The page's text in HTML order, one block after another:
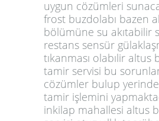
uygun cözümleri
frost buzdolabı bazen
bölümüne su akıtabilir
restans sensür
tıkanması olabılir altus
tamir servisi bu
cözümler bulup
tamir işlemini
inkilap mahallesi altus